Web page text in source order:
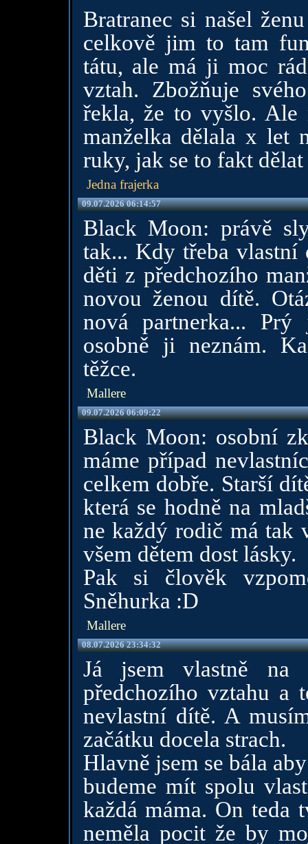
Bratranec si našel
celkově jim to tam
tátu, ale má ji moc
vztah. Zbožňuje
řekla, že to vyšlo.
manželka dělala x let
ruky, jak se to fakt
Jedna frajerka
09.07.2026 06:14:57
Black Moon: právě
tak... Kdy třeba vlastní
děti z předchozího
novou ženou dítě.
nová partnerka...
osobně ji neznám.
těžce.
Mallere
09.07.2026 06:09:22
Black Moon: osobní
máme případ
celkem dobře. Starší
která se hodně na
ne každý rodič má tak
všem dětem dost lásky.
Pak si člověk
Sněhurka :D
Mallere
08.07.2026 23:34:32
Já jsem vlastně na
předchozího vztahu a
nevlastní dítě. A
začátku docela strach.
Hlavně jsem se bála
budeme mít spolu
každá máma. On teda
neměla pocit že by